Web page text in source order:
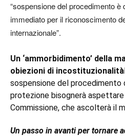
“sospensione del procedimento è
immediato per il riconoscimento
internazionale”.
Un ‘ammorbidimento’ della
obiezioni di incostituzionalità
sospensione del procedimento
protezione bisognerà
Commissione, che ascolterà il
Un passo in avanti per tornare